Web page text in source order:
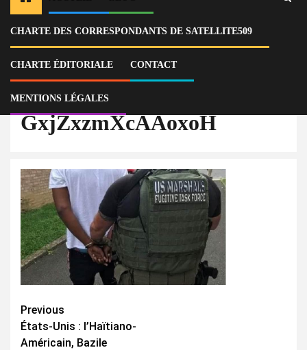
CHARTE DES CORRESPONDANTS DE SATELLITE509
CHARTE ÉDITORIALE CONTACT
MENTIONS LÉGALES
Home
Actu
États-Unis : l’Haïtiano-Américain, Bazile Richardson, arrêté pour soutien
financier au chef terroriste « Barbecue »
GxjZxzmXcAAoxoH
Continue
Reading
Previous
États-Unis : l’Haïtiano-
Américain, Bazile